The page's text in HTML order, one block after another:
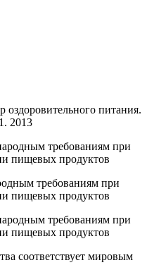
питания.
2013
требованиям при
пищевых продуктов
соответствует мировым